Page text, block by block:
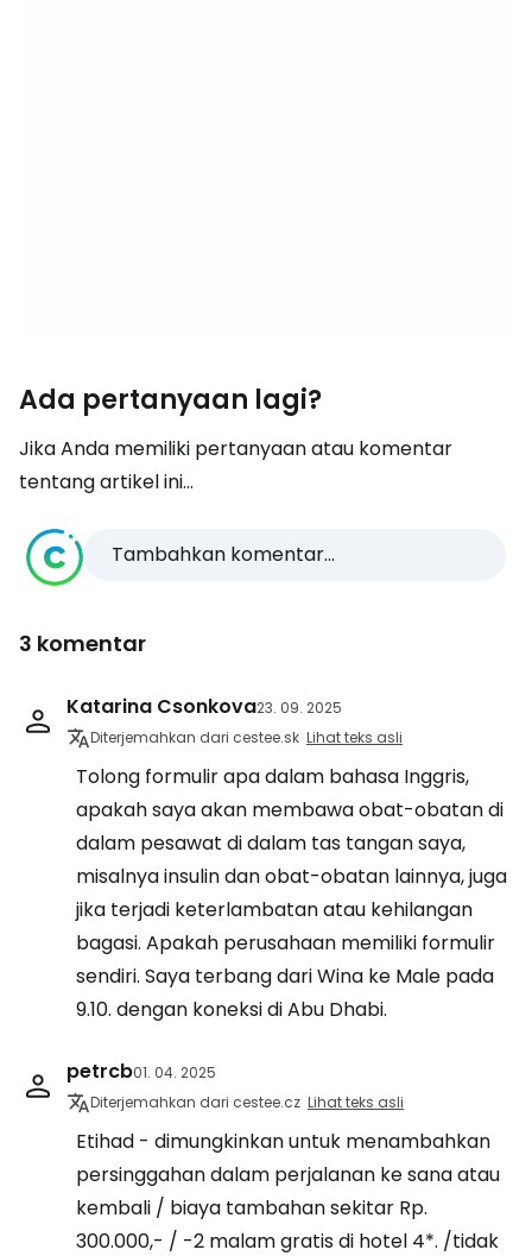
Ada pertanyaan lagi?
Jika Anda memiliki pertanyaan atau komentar
tentang artikel ini...
Tambahkan komentar...
3 komentar
Katarina Csonkova23. 09. 2025
Diterjemahkan dari cestee.sk Lihat teks asli
Tolong formulir apa dalam bahasa Inggris,
apakah saya akan membawa obat-obatan di
dalam pesawat di dalam tas tangan saya,
misalnya insulin dan obat-obatan lainnya, juga
jika terjadi keterlambatan atau kehilangan
bagasi. Apakah perusahaan memiliki formulir
sendiri. Saya terbang dari Wina ke Male pada
9.10. dengan koneksi di Abu Dhabi.
petrcb01. 04. 2025
Diterjemahkan dari cestee.cz Lihat teks asli
Etihad - dimungkinkan untuk menambahkan
persinggahan dalam perjalanan ke sana atau
kembali / biaya tambahan sekitar Rp.
300.000,- / -2 malam gratis di hotel 4*. /tidak